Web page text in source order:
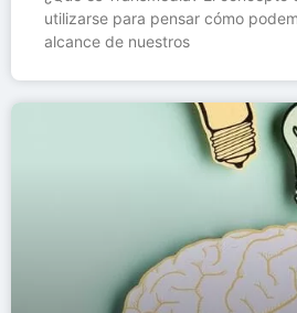
utilizarse para pensar cómo
alcance de nuestros